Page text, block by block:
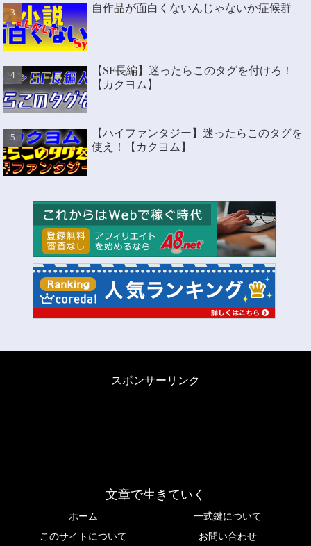
自作品が面白くないんじゃないか症候群
【SF長編】迷ったらこのタグを付けろ！
【カクヨム】
【ハイファンタジー】迷ったらこのタグを
使え！【カクヨム】
スポンサーリンク
文章で生きていく
ホーム
一式鍵について
このサイトについて
お問い合わせ